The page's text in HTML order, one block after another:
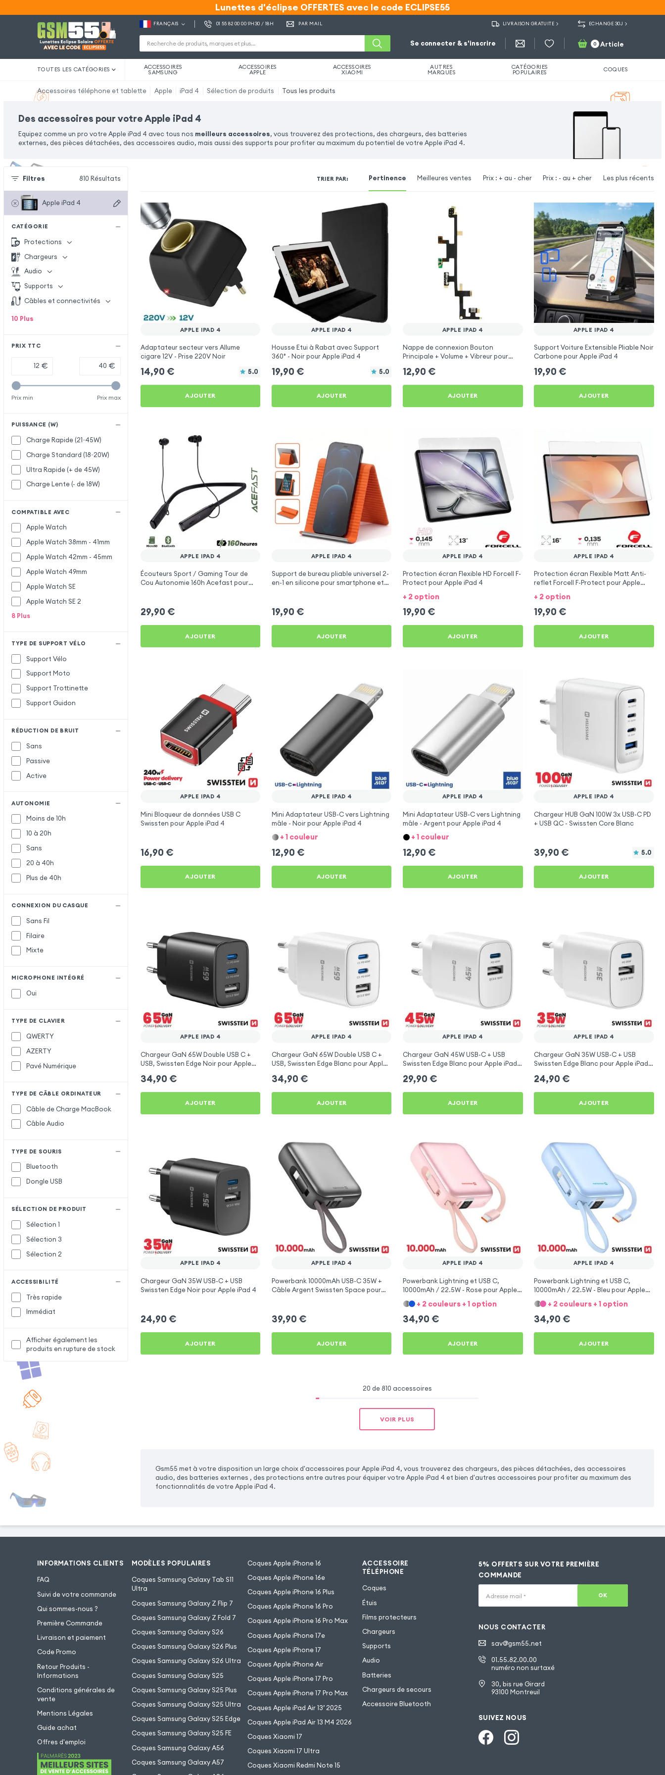
Lunettes d'éclipse OFFERTES avec le code ECLIPSE55
Lunettes d'éclipse OFFERTES avec le code ECLIPSE55
FRANÇAIS 01 55 82 00 00 9H30 / 18H PAR MAIL LIVRAISON GRATUITE ECHANGE 30J
Se connecter & s'inscrire 0 Article
TOUTES LES CATÉGORIES ACCESSOIRES
SAMSUNG
ACCESSOIRES
APPLE
ACCESSOIRES
XIAOMI
AUTRES
MARQUES
CATÉGORIES
POPULAIRES COQUES
Accessoires téléphone et tablette Apple iPad 4 Sélection de produits Tous les produits
Des accessoires pour votre Apple iPad 4
Equipez comme un pro votre Apple iPad 4 avec tous nos meilleurs accessoires, vous trouverez des protections, des chargeurs, des batteries
externes, des pièces détachées, des accessoires audio, mais aussi des supports pour profiter au maximum du potentiel de votre Apple iPad 4.
Filtres 810 Résultats
Apple iPad 4
CATÉGORIE
Protections
Chargeurs
Audio
Supports
Câbles et connectivités
10 Plus
PRIX TTC
€ €
Prix min Prix max
PUISSANCE (W)
Charge Rapide (21~45W)
Charge Standard (18~20W)
Ultra Rapide (+ de 45W)
Charge Lente (- de 18W)
COMPATIBLE AVEC
Apple Watch
Apple Watch 38mm - 41mm
Apple Watch 42mm - 45mm
Apple Watch 49mm
Apple Watch SE
Apple Watch SE 2
8 Plus
TYPE DE SUPPORT VÉLO
Support Vélo
Support Moto
Support Trottinette
Support Guidon
RÉDUCTION DE BRUIT
Sans
Passive
Active
AUTONOMIE
Moins de 10h
10 à 20h
Sans
20 à 40h
Plus de 40h
CONNEXION DU CASQUE
Sans Fil
Filaire
Mixte
MICROPHONE INTÉGRÉ
Oui
TYPE DE CLAVIER
QWERTY
AZERTY
Pavé Numérique
TYPE DE CÂBLE ORDINATEUR
Câble de Charge MacBook
Câble Audio
TYPE DE SOURIS
Bluetooth
Dongle USB
SÉLECTION DE PRODUIT
Sélection 1
Sélection 3
Sélection 2
ACCESSIBILITÉ
Très rapide
Immédiat
Afficher également les
produits en rupture de stock
TRIER PAR: Pertinence Meilleures ventes Prix : + au - cher Prix : - au + cher Les plus récents
APPLE IPAD 4
Adaptateur secteur vers Allume
cigare 12V - Prise 220V Noir
14,90 € 5.0
AJOUTER
APPLE IPAD 4
Housse Etui à Rabat avec Support
360° - Noir pour Apple iPad 4
19,90 € 5.0
AJOUTER
APPLE IPAD 4
Nappe de connexion Bouton
Principale + Volume + Vibreur pour
12,90 €
AJOUTER
APPLE IPAD 4
Support Voiture Extensible Pliable Noir
Carbone pour Apple iPad 4
19,90 €
AJOUTER
APPLE IPAD 4
Écouteurs Sport / Gaming Tour de
Cou Autonomie 160h Acefast pour
29,90 €
AJOUTER
APPLE IPAD 4
Support de bureau pliable universel 2-
en-1 en silicone pour smartphone et
19,90 €
AJOUTER
APPLE IPAD 4
Protection écran Flexible HD Forcell F-
Protect pour Apple iPad 4
+ 2 option
19,90 €
AJOUTER
APPLE IPAD 4
Protection écran Flexible Matt Anti-
reflet Forcell F-Protect pour Apple
+ 2 option
19,90 €
AJOUTER
APPLE IPAD 4
Mini Bloqueur de données USB C
Swissten pour Apple iPad 4
16,90 €
AJOUTER
APPLE IPAD 4
Mini Adaptateur USB-C vers Lightning
mâle - Noir pour Apple iPad 4
+ 1 couleur
12,90 €
AJOUTER
APPLE IPAD 4
Mini Adaptateur USB-C vers Lightning
mâle - Argent pour Apple iPad 4
+ 1 couleur
12,90 €
AJOUTER
APPLE IPAD 4
Chargeur HUB GaN 100W 3x USB-C PD
+ USB QC - Swissten Core Blanc
39,90 € 5.0
AJOUTER
APPLE IPAD 4
Chargeur GaN 65W Double USB C +
USB, Swissten Edge Noir pour Apple
34,90 €
AJOUTER
APPLE IPAD 4
Chargeur GaN 65W Double USB C +
USB, Swissten Edge Blanc pour Apple
34,90 €
AJOUTER
APPLE IPAD 4
Chargeur GaN 45W USB-C + USB
Swissten Edge Blanc pour Apple iPad
29,90 €
AJOUTER
APPLE IPAD 4
Chargeur GaN 35W USB-C + USB
Swissten Edge Blanc pour Apple iPad
24,90 €
AJOUTER
APPLE IPAD 4
Chargeur GaN 35W USB-C + USB
Swissten Edge Noir pour Apple iPad 4
24,90 €
AJOUTER
APPLE IPAD 4
Powerbank 10000mAh USB-C 35W +
Câble Argent Swissten Space pour
39,90 €
AJOUTER
APPLE IPAD 4
Powerbank Lightning et USB C,
10000mAh / 22.5W - Rose pour Apple
iPad 4
+ 2 couleurs + 1 option
34,90 €
AJOUTER
APPLE IPAD 4
Powerbank Lightning et USB C,
10000mAh / 22.5W - Bleu pour Apple
iPad 4
+ 2 couleurs + 1 option
34,90 €
AJOUTER
20 de 810 accessoires
VOIR PLUS
Gsm55 met à votre disposition un large choix d'accessoires pour Apple iPad 4, vous trouverez des chargeurs, des pièces détachées, des accessoires
audio, des batteries externes , des protections entre autres pour équiper votre Apple iPad 4 et bien d'autres accessoires pour profiter au maximum des
fonctionnalités de votre Apple iPad 4.
INFORMATIONS CLIENTS
FAQ
Suivi de votre commande
Qui sommes-nous ?
Première Commande
Livraison et paiement
Code Promo
Retour Produits -
Informations
Conditions générales de
vente
Mentions Légales
Guide achat
Offres d'emploi
MODÈLES POPULAIRES
Coques Samsung Galaxy Tab S11
Ultra
Coques Samsung Galaxy Z Flip 7
Coques Samsung Galaxy Z Fold 7
Coques Samsung Galaxy S26
Coques Samsung Galaxy S26 Plus
Coques Samsung Galaxy S26 Ultra
Coques Samsung Galaxy S25
Coques Samsung Galaxy S25 Plus
Coques Samsung Galaxy S25 Ultra
Coques Samsung Galaxy S25 Edge
Coques Samsung Galaxy S25 FE
Coques Samsung Galaxy A56
Coques Samsung Galaxy A57
Coques Apple iPhone 16
Coques Apple iPhone 16e
Coques Apple iPhone 16 Plus
Coques Apple iPhone 16 Pro
Coques Apple iPhone 16 Pro Max
Coques Apple iPhone 17e
Coques Apple iPhone 17
Coques Apple iPhone Air
Coques Apple iPhone 17 Pro
Coques Apple iPhone 17 Pro Max
Coques Apple iPad Air 13’ 2025
Coques Apple iPad Air 13 M4 2026
Coques Xiaomi 17
Coques Xiaomi 17 Ultra
Coques Xiaomi Redmi Note 15
ACCESSOIRE
TÉLÉPHONE
Coques
Étuis
Films protecteurs
Chargeurs
Supports
Audio
Batteries
Chargeurs de secours
Accessoire Bluetooth
5% OFFERTS SUR VOTRE PREMIÈRE
COMMANDE
Adresse mail * OK
NOUS CONTACTER
sav@gsm55.net
01.55.82.00.00
numéro non surtaxé
30, bis rue Girard
93100 Montreuil
SUIVEZ NOUS